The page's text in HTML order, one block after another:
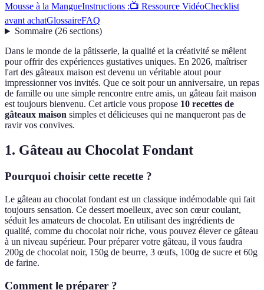
Mousse à la MangueInstructions :📺 Ressource VidéoChecklist
avant achatGlossaireFAQ
Sommaire(26 sections)
Dans le monde de la pâtisserie, la qualité et la créativité se mêlent
pour offrir des expériences gustatives uniques. En 2026, maîtriser
l'art des gâteaux maison est devenu un véritable atout pour
impressionner vos invités. Que ce soit pour un anniversaire, un repas
de famille ou une simple rencontre entre amis, un gâteau fait maison
est toujours bienvenu. Cet article vous propose 10 recettes de
gâteaux maison simples et délicieuses qui ne manqueront pas de
ravir vos convives.
1. Gâteau au Chocolat Fondant
Pourquoi choisir cette recette ?
Le gâteau au chocolat fondant est un classique indémodable qui fait
toujours sensation. Ce dessert moelleux, avec son cœur coulant,
séduit les amateurs de chocolat. En utilisant des ingrédients de
qualité, comme du chocolat noir riche, vous pouvez élever ce gâteau
à un niveau supérieur. Pour préparer votre gâteau, il vous faudra
200g de chocolat noir, 150g de beurre, 3 œufs, 100g de sucre et 60g
de farine.
Comment le préparer ?